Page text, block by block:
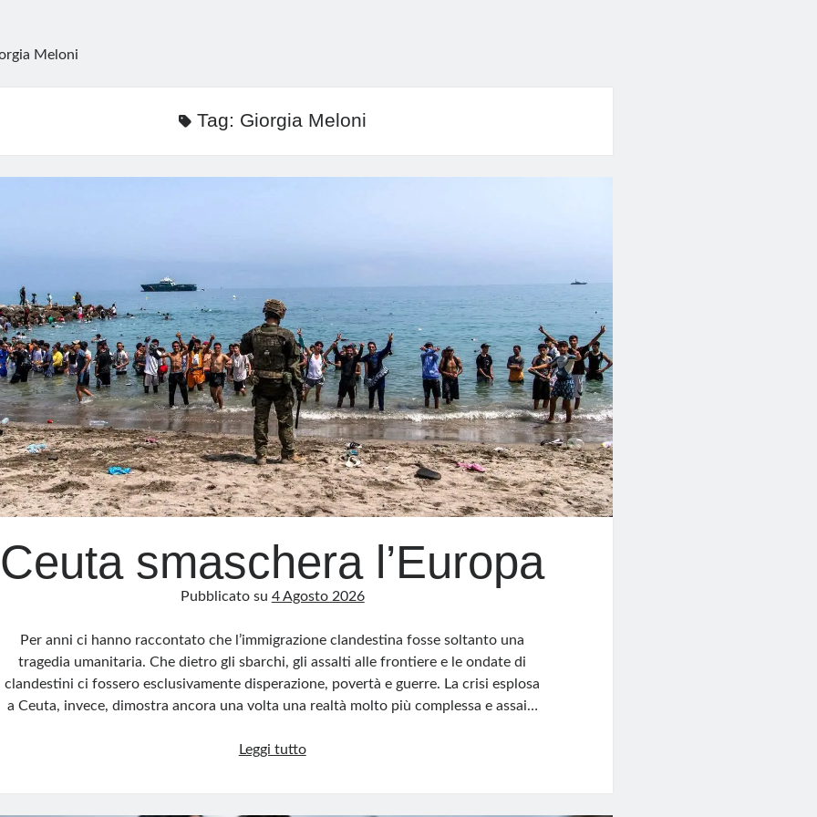
Meloni
Tag: Giorgia Meloni
Ceuta smaschera l’Europa
Pubblicato su 4 Agosto 2026
Per anni ci hanno raccontato che l’immigrazione clandestina fosse soltanto una
tragedia umanitaria. Che dietro gli sbarchi, gli assalti alle frontiere e le ondate di
clandestini ci fossero esclusivamente disperazione, povertà e guerre. La crisi esplosa
a Ceuta, invece, dimostra ancora una volta una realtà molto più complessa e assai…
Leggi tuttoCeuta